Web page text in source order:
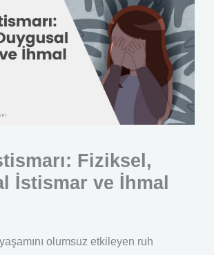
Fiziksel,
İstismar ve İhmal
olumsuz etkileyen ruh